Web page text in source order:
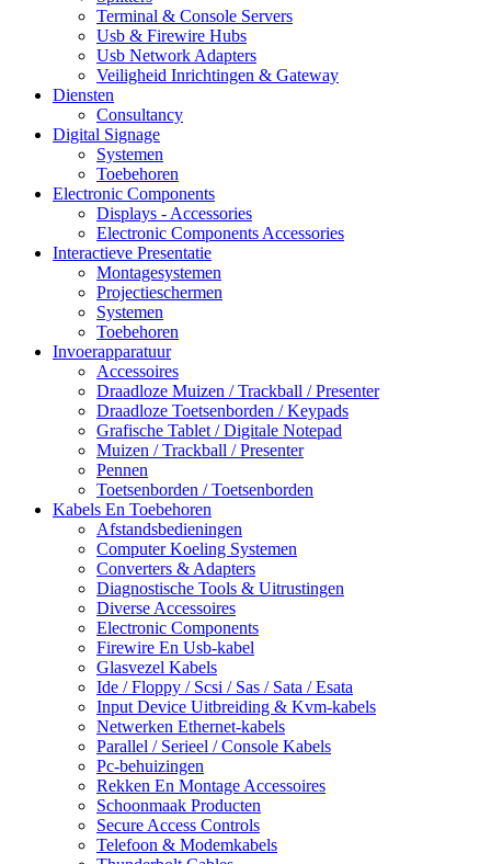
Terminal & Console Servers
Usb & Firewire Hubs
Usb Network Adapters
Veiligheid Inrichtingen & Gateway
Diensten
Consultancy
Digital Signage
Systemen
Toebehoren
Electronic Components
Displays - Accessories
Electronic Components Accessories
Interactieve Presentatie
Montagesystemen
Projectieschermen
Systemen
Toebehoren
Invoerapparatuur
Accessoires
Draadloze Muizen / Trackball / Presenter
Draadloze Toetsenborden / Keypads
Grafische Tablet / Digitale Notepad
Muizen / Trackball / Presenter
Pennen
Toetsenborden / Toetsenborden
Kabels En Toebehoren
Afstandsbedieningen
Computer Koeling Systemen
Converters & Adapters
Diagnostische Tools & Uitrustingen
Diverse Accessoires
Electronic Components
Firewire En Usb-kabel
Glasvezel Kabels
Ide / Floppy / Scsi / Sas / Sata / Esata
Input Device Uitbreiding & Kvm-kabels
Netwerken Ethernet-kabels
Parallel / Serieel / Console Kabels
Pc-behuizingen
Rekken En Montage Accessoires
Schoonmaak Producten
Secure Access Controls
Telefoon & Modemkabels